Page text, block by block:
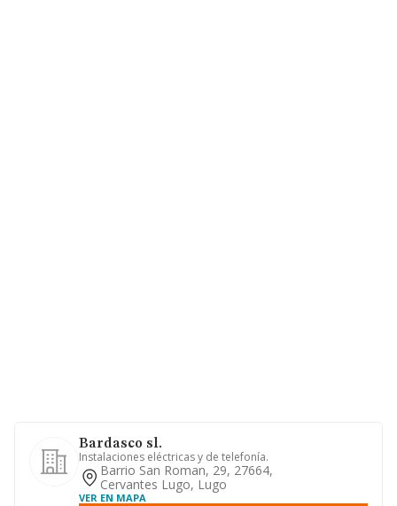
Bardasco sl.
Instalaciones eléctricas y de telefonía.
Barrio San Roman, 29, 27664,
Cervantes Lugo, Lugo
VER EN MAPA